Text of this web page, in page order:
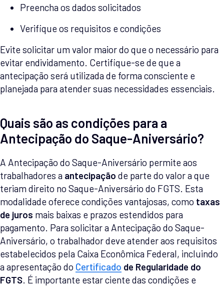
Preencha os dados solicitados
Verifique os requisitos e condições
Evite solicitar um valor maior do que o necessário para
evitar endividamento. Certifique-se de que a
antecipação será utilizada de forma consciente e
planejada para atender suas necessidades essenciais.
Quais são as condições para a
Antecipação do Saque-Aniversário?
A Antecipação do Saque-Aniversário permite aos
trabalhadores a antecipação de parte do valor a que
teriam direito no Saque-Aniversário do FGTS. Esta
modalidade oferece condições vantajosas, como taxas
de juros mais baixas e prazos estendidos para
pagamento. Para solicitar a Antecipação do Saque-
Aniversário, o trabalhador deve atender aos requisitos
estabelecidos pela Caixa Econômica Federal, incluindo
a apresentação do Certificado de Regularidade do
FGTS. É importante estar ciente das condições e